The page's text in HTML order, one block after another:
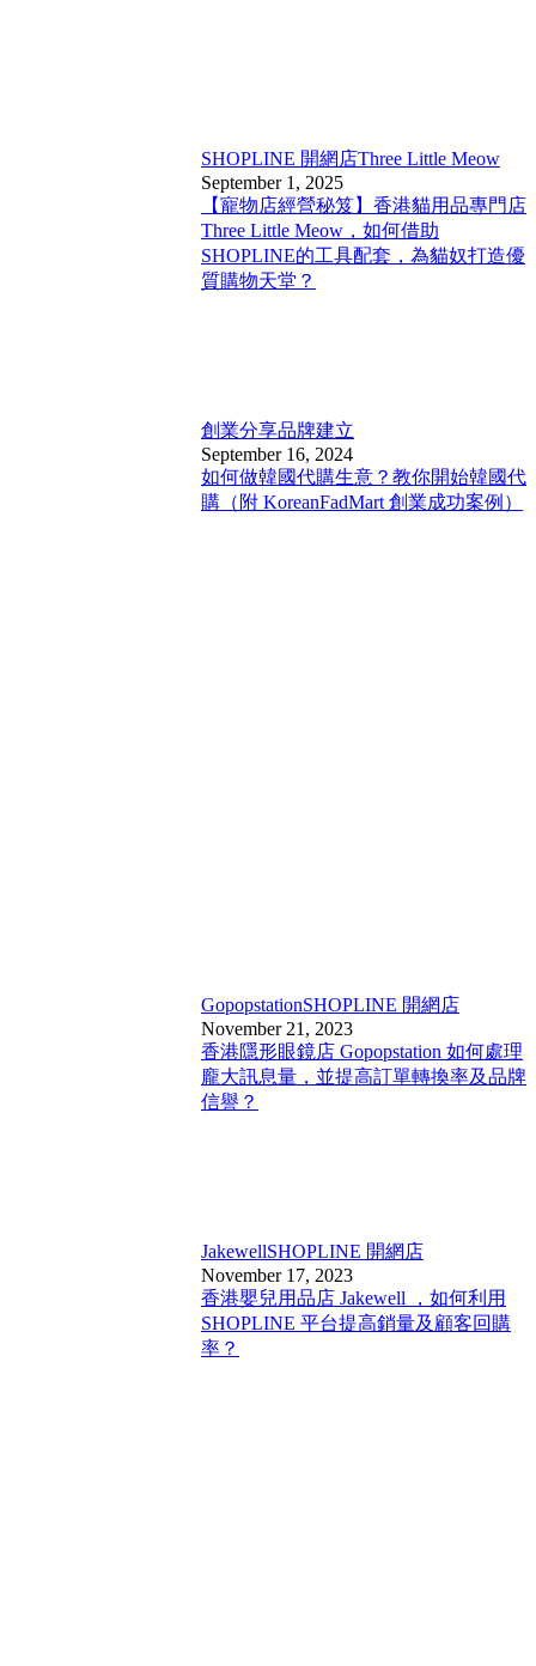
SHOPLINE 開網店Three Little Meow
September 1, 2025
【寵物店經營秘笈】香港貓用品專門店
Three Little Meow，如何借助
SHOPLINE的工具配套，為貓奴打造優
質購物天堂？
創業分享品牌建立
September 16, 2024
如何做韓國代購生意？教你開始韓國代
購（附 KoreanFadMart 創業成功案例）
GopopstationSHOPLINE 開網店
November 21, 2023
香港隱形眼鏡店 Gopopstation 如何處理
龐大訊息量，並提高訂單轉換率及品牌
信譽？
JakewellSHOPLINE 開網店
November 17, 2023
香港嬰兒用品店 Jakewell ，如何利用
SHOPLINE 平台提高銷量及顧客回購
率？